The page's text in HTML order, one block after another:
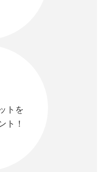
トを
ト！